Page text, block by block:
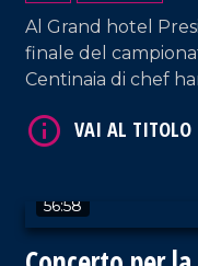
Al Grand hotel
finale del
Centinaia di chef
unico, ricco di
56:58